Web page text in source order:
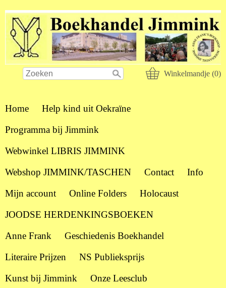
Winkelmandje (0)
Home
Help kind uit Oekraïne
Programma bij Jimmink
Webwinkel LIBRIS JIMMINK
Webshop JIMMINK/TASCHEN
Contact
Info
Mijn account
Online Folders
Holocaust
JOODSE HERDENKINGSBOEKEN
Anne Frank
Geschiedenis Boekhandel
Literaire Prijzen
NS Publieksprijs
Kunst bij Jimmink
Onze Leesclub